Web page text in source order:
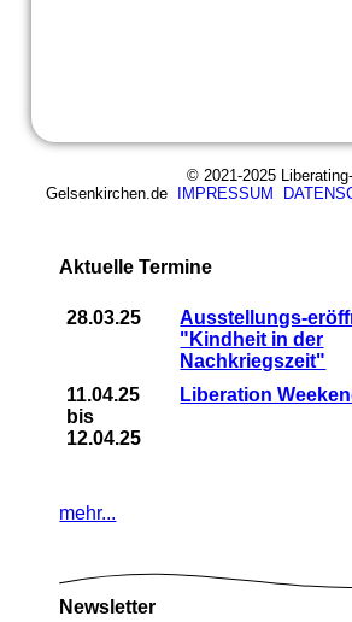
© 2021-2025 Liberating-
Gelsenkirchen.de
IMPRESSUM
Aktuelle Termine
28.03.25
Ausstellungs-
"Kindheit in der
Nachkriegszeit"
11.04.25
bis
12.04.25
Liberation
mehr...
Newsletter